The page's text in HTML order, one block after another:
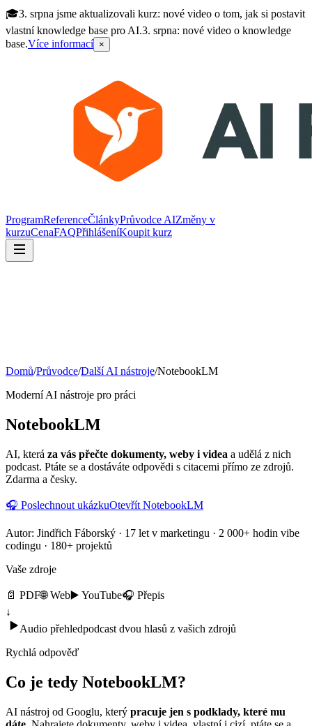
🎓3. srpna jsme aktualizovali kurz: nové video o tom, jak si postavit
vlastní knowledge base pro AI.3. srpna: nové video o knowledge
base.Více informací ×
ProgramReferenceČlánkyPrůvodce AIZměny v
kurzuCenaFAQPřihlášeníKoupit kurz
Domů/Průvodce/Další AI nástroje/NotebookLM
Moderní AI nástroje pro práci
NotebookLM
AI, která za vás přečte dokumenty, weby i videa a udělá z nich
podcast. Ptáte se a dostáváte odpovědi s citacemi přímo ze zdrojů.
Zdarma a česky.
🎧 Poslechnout ukázkuOtevřít NotebookLM
Autor: Jindřich Fáborský · 17 let v marketingu · 2 000+ hodin vibe
codingu · 180+ projektů
Vaše zdroje
📄 PDF🌐 Web▶️ YouTube🎧 Přepis
↓
Audio přehledpodcast dvou hlasů z vašich zdrojů
Rychlá odpověď
Co je tedy NotebookLM?
AI nástroj od Googlu, který pracuje jen s podklady, které mu